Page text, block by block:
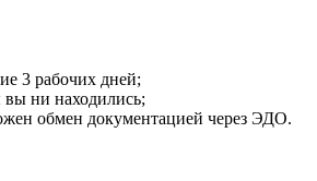
3 рабочих дней;
вы ни находились;
обмен документацией через ЭДО.